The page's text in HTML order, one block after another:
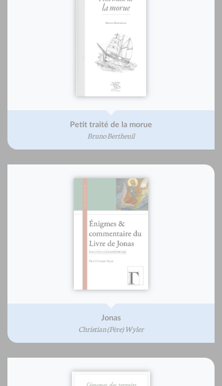
Petit traité de la morue
Bruno Bertheuil
Jonas
Christian (Père) Wyler